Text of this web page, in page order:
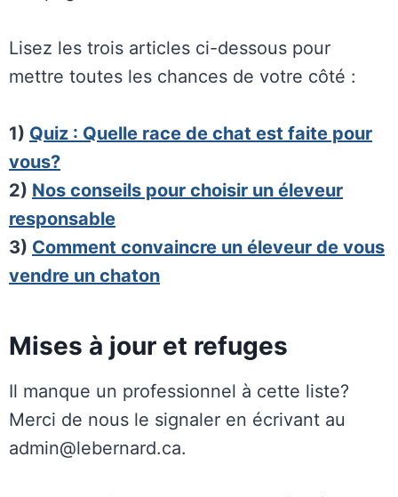
Lisez les trois articles ci-dessous pour
mettre toutes les chances de votre côté :
1) Quiz : Quelle race de chat est faite pour
vous?
2) Nos conseils pour choisir un éleveur
responsable
3) Comment convaincre un éleveur de vous
vendre un chaton
Mises à jour et refuges
Il manque un professionnel à cette liste?
Merci de nous le signaler en écrivant au
admin@lebernard.ca.